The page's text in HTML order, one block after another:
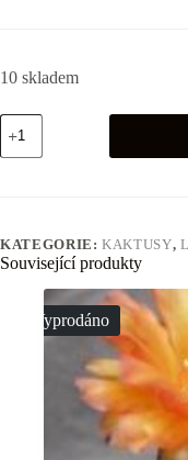
10 skladem
Lobivia
maximiliana
v
KATEGORIE:KAKTUSY,
Související produkty
Vyprodáno